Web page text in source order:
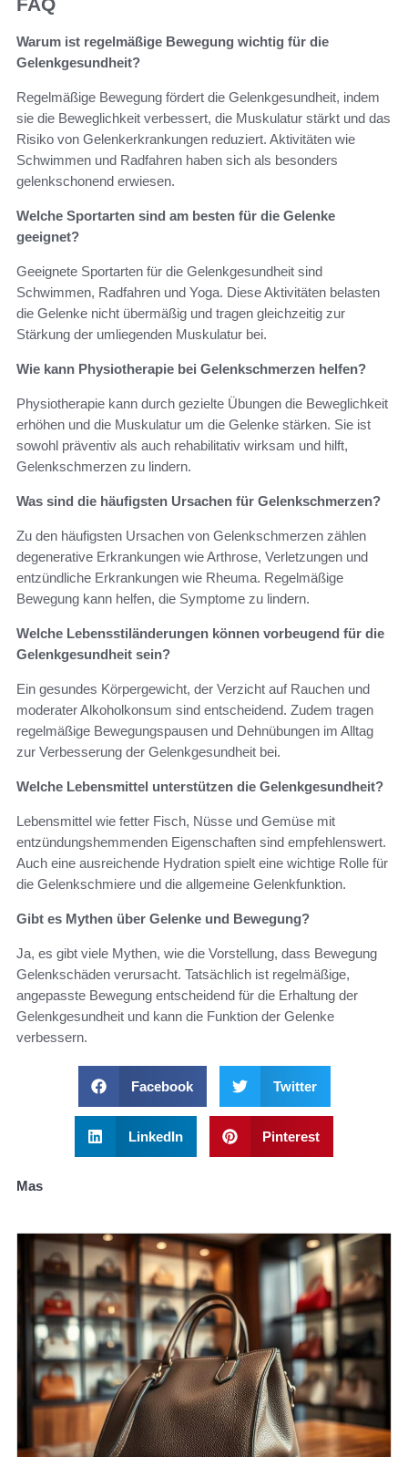
FAQ
Warum ist regelmäßige Bewegung wichtig für die
Gelenkgesundheit?
Regelmäßige Bewegung fördert die Gelenkgesundheit, indem
sie die Beweglichkeit verbessert, die Muskulatur stärkt und das
Risiko von Gelenkerkrankungen reduziert. Aktivitäten wie
Schwimmen und Radfahren haben sich als besonders
gelenkschonend erwiesen.
Welche Sportarten sind am besten für die Gelenke
geeignet?
Geeignete Sportarten für die Gelenkgesundheit sind
Schwimmen, Radfahren und Yoga. Diese Aktivitäten belasten
die Gelenke nicht übermäßig und tragen gleichzeitig zur
Stärkung der umliegenden Muskulatur bei.
Wie kann Physiotherapie bei Gelenkschmerzen helfen?
Physiotherapie kann durch gezielte Übungen die Beweglichkeit
erhöhen und die Muskulatur um die Gelenke stärken. Sie ist
sowohl präventiv als auch rehabilitativ wirksam und hilft,
Gelenkschmerzen zu lindern.
Was sind die häufigsten Ursachen für Gelenkschmerzen?
Zu den häufigsten Ursachen von Gelenkschmerzen zählen
degenerative Erkrankungen wie Arthrose, Verletzungen und
entzündliche Erkrankungen wie Rheuma. Regelmäßige
Bewegung kann helfen, die Symptome zu lindern.
Welche Lebensstiländerungen können vorbeugend für die
Gelenkgesundheit sein?
Ein gesundes Körpergewicht, der Verzicht auf Rauchen und
moderater Alkoholkonsum sind entscheidend. Zudem tragen
regelmäßige Bewegungspausen und Dehnübungen im Alltag
zur Verbesserung der Gelenkgesundheit bei.
Welche Lebensmittel unterstützen die Gelenkgesundheit?
Lebensmittel wie fetter Fisch, Nüsse und Gemüse mit
entzündungshemmenden Eigenschaften sind empfehlenswert.
Auch eine ausreichende Hydration spielt eine wichtige Rolle für
die Gelenkschmiere und die allgemeine Gelenkfunktion.
Gibt es Mythen über Gelenke und Bewegung?
Ja, es gibt viele Mythen, wie die Vorstellung, dass Bewegung
Gelenkschäden verursacht. Tatsächlich ist regelmäßige,
angepasste Bewegung entscheidend für die Erhaltung der
Gelenkgesundheit und kann die Funktion der Gelenke
verbessern.
Facebook Twitter
LinkedIn Pinterest
Mas